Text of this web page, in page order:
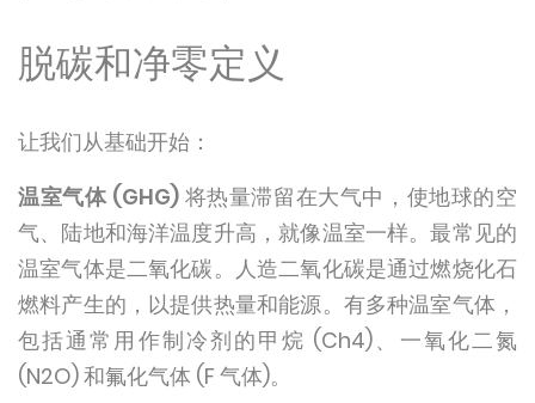
脱碳和净零定义
让我们从基础开始：
温室气体 (GHG) 将热量滞留在大气中，使地球的空
气、陆地和海洋温度升高，就像温室一样。最常见的
温室气体是二氧化碳。人造二氧化碳是通过燃烧化石
燃料产生的，以提供热量和能源。有多种温室气体，
包括通常用作制冷剂的甲烷 (Ch4)、一氧化二氮
(N2O) 和氟化气体 (F 气体)。